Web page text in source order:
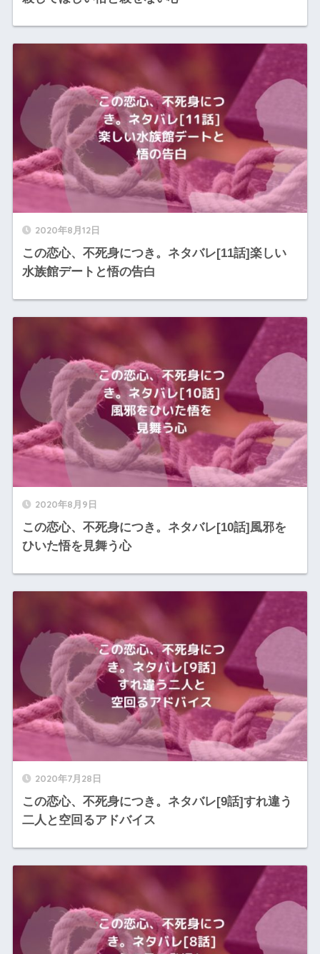
2020年8月12日
この恋心、不死身につき。ネタバレ[11話]楽しい
水族館デートと悟の告白
2020年8月9日
この恋心、不死身につき。ネタバレ[10話]風邪を
ひいた悟を見舞う心
2020年7月28日
この恋心、不死身につき。ネタバレ[9話]すれ違う
二人と空回るアドバイス